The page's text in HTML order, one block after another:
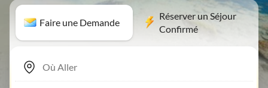
Faire une Demande
Réserver un Séjour
Confirmé